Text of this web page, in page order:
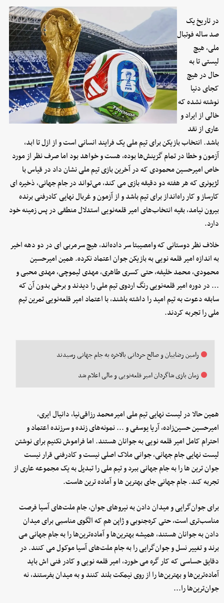
در تاریخ یک
صد ساله فوتبال
ملی، هیچ
لیستی تا به
حال در هیچ
کجای دنیا
نوشته نشده که
خالی از ایراد و
عاری از نقد
باشد. انتخاب بازیکن برای تیم ملی یک فرایند انسانی است و از ازل تا ابد،
آزمون و خطا در تمام گزینش‌ها بوده، هست و خواهد بود اما صرف نظر از مورد
خاص امیرحسین محمودی که در آخرین بازی تیم ملی نشان داد در قیاس با
لژیونری که هر هفته دو دقیقه بازی می کند، می‌تواند در جام جهانی، ذخیره ای
کارساز و کار راه‌انداز برای تیم باشد و از آزمون و غربال نهایی کادرفنی برنده
بیرون نیامد، بقیه انتخاب‌های امیر قلعه‌نویی استدلال منطقی در پس زمینه خود
دارد.
خلاف نظر دوستانی که وامصیبتا سر داده‌اند، هیچ سرمربی ای در دو دهه اخیر
به اندازه امیر قلعه نویی به بازیکن جوان اعتماد نکرده. همین امیرحسین
محمودی، محمد خلیفه، حتی کسری طاهری، مهدی لیموچی، مهدی محبی و
... در دوره امیر قلعه‌نویی رنگ اردوی تیم ملی را دیدند و برخی بدون آن که
سابقه دعوت به تیم امید را داشته باشند، با اعتماد امیر قلعه‌نویی تمرین تیم
ملی را تجربه کردند.
رامین رضاییان و صالح حردانی بالاخره به جام جهانی رسیدند
زمان بازی شاگردان امیر قلعه‌نویی و مالی اعلام شد
همین حالا در لیست نهایی تیم ملی امیرمحمد رزاقی‌نیا، دانیال ایری،
امیرحسین حسین‌زاده، آریا یوسفی و ... نمونه‌های زنده و سرزنده اعتماد و
احترام کامل امیر قلعه نویی به جوانان هستند. اما فراموش نکنیم برای نوشتن
لیست نهایی جام جهانی، جوانی ملاک اصلی نیست و کادرفنی قرار نیست
جوان ترین ها را به جام جهانی ببرد و تیم ملی را تبدیل به یک مجموعه عاری از
تجربه کند. جام جهانی جای بهترین ها و آماده ترین هاست.
برای جوان‌گرایی و میدان دادن به نیروهای جوان، جام ملت‌های آسیا فرصت
مناسب‌تری است، حتی کره‌جنوبی و ژاپن هم که الگوی مناسبی برای میدان
دادن به جوانان هستند، همیشه بهترین‌ها و آماده‌ترین‌ها را به جام جهانی می
برند و تغییر نسل و جوان‌گرایی را به جام ملت‌های آسیا موکول می کنند. در
دقایق حساسی که کار گره می خورد، امیر قلعه نویی و کادر فنی اش باید
آماده‌ترین‌ها و بهترین‌ها را از روی نیمکت بلند کنند و به میدان بفرستند، نه
جوان‌ترین‌ها را...